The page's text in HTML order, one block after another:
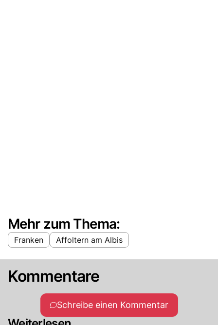
Mehr zum Thema:
Franken Affoltern am Albis
Kommentare
Schreibe einen Kommentar